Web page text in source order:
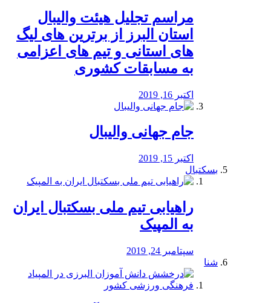
مراسم تجلیل هیئت والیبال
استان البرز از برترین های لیگ
های استانی و تیم های اعزامی
به مسابقات کشوری
اکتبر 16, 2019
جام جهانی والیبال
اکتبر 15, 2019
بسکتبال
راهیابی تیم ملی بسکتبال ایران
به المپیک
سپتامبر 24, 2019
شنا